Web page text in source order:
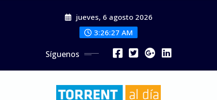
jueves, 6 agosto 2026
3:26:28 AM
Síguenos